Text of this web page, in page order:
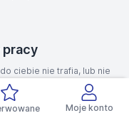
Moje konto
pracy
ciebie nie trafia, lub nie
z możliwości
ta nie tylko świadczy
się aktywizacją zawodową